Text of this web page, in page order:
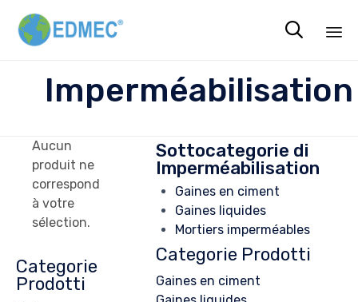

to
Imperméabilisation
Sottocategorie di
Imperméabilisation
Gaines en ciment
Gaines liquides
Mortiers imperméables
Categorie Prodotti
Gaines en ciment
Aucun
produit ne
correspond
à votre
sélection.
Categorie
Prodotti